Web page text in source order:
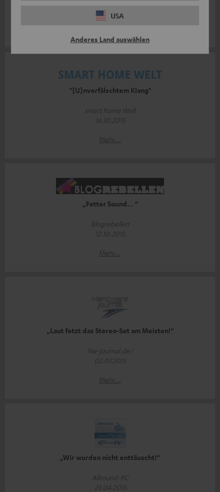
USA
Anderes Land auswählen
19.10.2015
"[U]nverfälschtem Klang"
smart home Welt
16.10.2015
Mehr...
„Fetter Sound... “
Blogrebellen
12.10.2015
Mehr...
„Laut fetzt das Stereo-Set am Meisten!“
hw-journal.de/
02.07.2015
Mehr...
„Wir wurden nicht enttäuscht!“
Allround-PC
23.04.2015